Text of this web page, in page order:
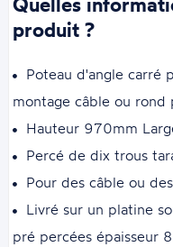
produit ?
Poteau d'angle carré
montage câble ou rond
Hauteur 970mm
Percé de dix trous
Pour des câble ou
Livré sur un platine
pré percées épaisseur